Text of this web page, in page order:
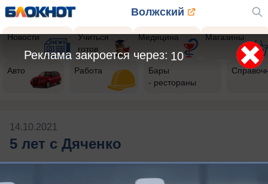
Волжский
Новости
Учиться
готов
Медицина Магазины
Авто Работа
Бары
- рестораны
14.10.2021
5 лет с Дяченко
Будь в курсе событий!
10
Реклама закроется через: